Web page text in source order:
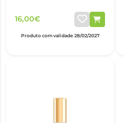
16,00€
Produto com validade 28/02/2027